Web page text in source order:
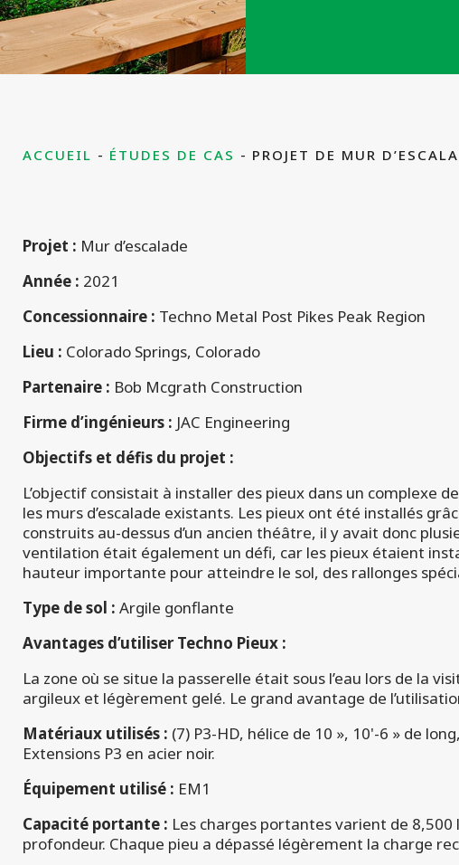
ACCUEIL ÉTUDES DE CAS PROJET DE MUR
Projet : Mur d’escalade
Année : 2021
Concessionnaire : Techno Metal Post Pikes Peak Region
Lieu : Colorado Springs, Colorado
Partenaire : Bob Mcgrath Construction
Firme d’ingénieurs : JAC Engineering
Objectifs et défis du projet :
L’objectif consistait à installer des pieux dans un complexe
les murs d’escalade existants. Les pieux ont été installés
construits au-dessus d’un ancien théâtre, il y avait donc
ventilation était également un défi, car les pieux étaient
hauteur importante pour atteindre le sol, des rallonges
Type de sol : Argile gonflante
Avantages d’utiliser Techno Pieux :
La zone où se situe la passerelle était sous l’eau lors de la
argileux et légèrement gelé. Le grand avantage de
Matériaux utilisés : (7) P3-HD, hélice de 10 », 10'-6 » de
Extensions P3 en acier noir.
Équipement utilisé : EM1
Capacité portante : Les charges portantes varient de
profondeur. Chaque pieu a dépassé légèrement la charge